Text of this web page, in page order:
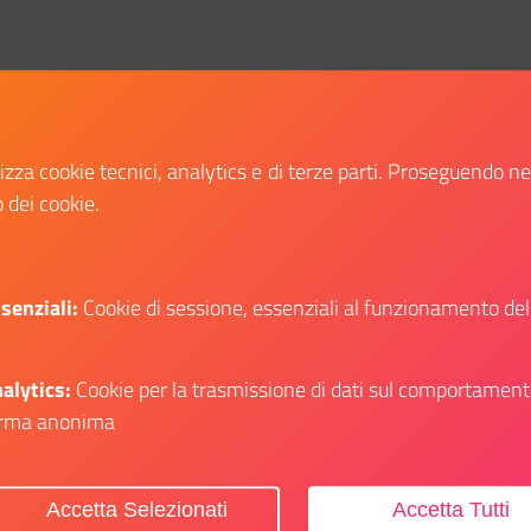
tue passioni, alla tua curiosità? Forse non lo sai ma
per le Politiche Giovanili e il Servizio Civile Universale
cookie tecnici, analytics e di terze parti. Proseguendo
cookie.
Cookie di sessione, essenziali al funzionamento
Cookie per la trasmissione di dati sul
anonima
Accetta Tutti
Accetta Selezionati